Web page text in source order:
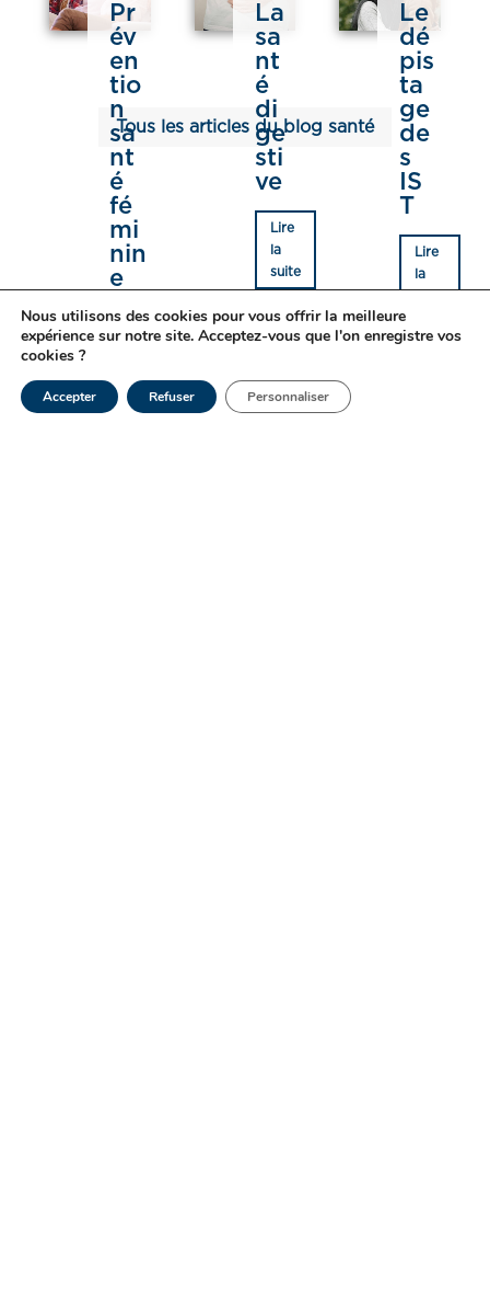
Pr
év
en
tio
n
sa
nt
é
fé
mi
nin
e
Lire
La
sa
nt
é
di
ge
sti
ve
Lire
la
suite
Le
dé
pis
ta
ge
de
s
IS
T
Lire
la
Tous les articles du blog santé
Nous utilisons des cookies pour vous offrir la meilleure
expérience sur notre site. Acceptez-vous que l'on enregistre vos
cookies ?
Accepter Refuser Personnaliser